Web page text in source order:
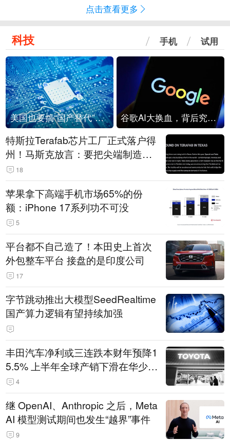
点击查看更多
科技 手机 试用
美国也要搞“国产替代”？先算清三笔账 谷歌AI大换血，背后究竟发生了什么？
特斯拉Terafab芯片工厂正式落户得
州！马斯克放言：要把尖端制造带
回美国
18
苹果拿下高端手机市场65%的份
额：iPhone 17系列功不可没
5
平台都不自己造了！本田史上首次
外包整车平台 接盘的是印度公司
17
字节跳动推出大模型SeedRealtime
国产算力逻辑有望持续加强
丰田汽车净利或三连跌本财年预降1
5.5% 上半年全球产销下滑在华少卖
14.3万辆
4
继 OpenAI、Anthropic 之后，Meta
AI 模型测试期间也发生“越界”事件
9